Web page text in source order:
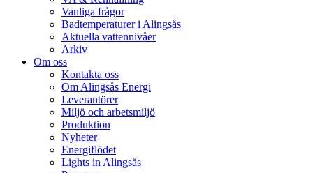
Vanliga frågor
Badtemperaturer i Alingsås
Aktuella vattennivåer
Arkiv
Om oss
Kontakta oss
Om Alingsås Energi
Leverantörer
Miljö och arbetsmiljö
Produktion
Nyheter
Energiflödet
Lights in Alingsås